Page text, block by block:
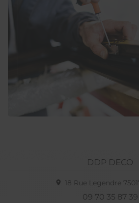
DDP DECO
18 Rue Legendre
09 70 35 87 39